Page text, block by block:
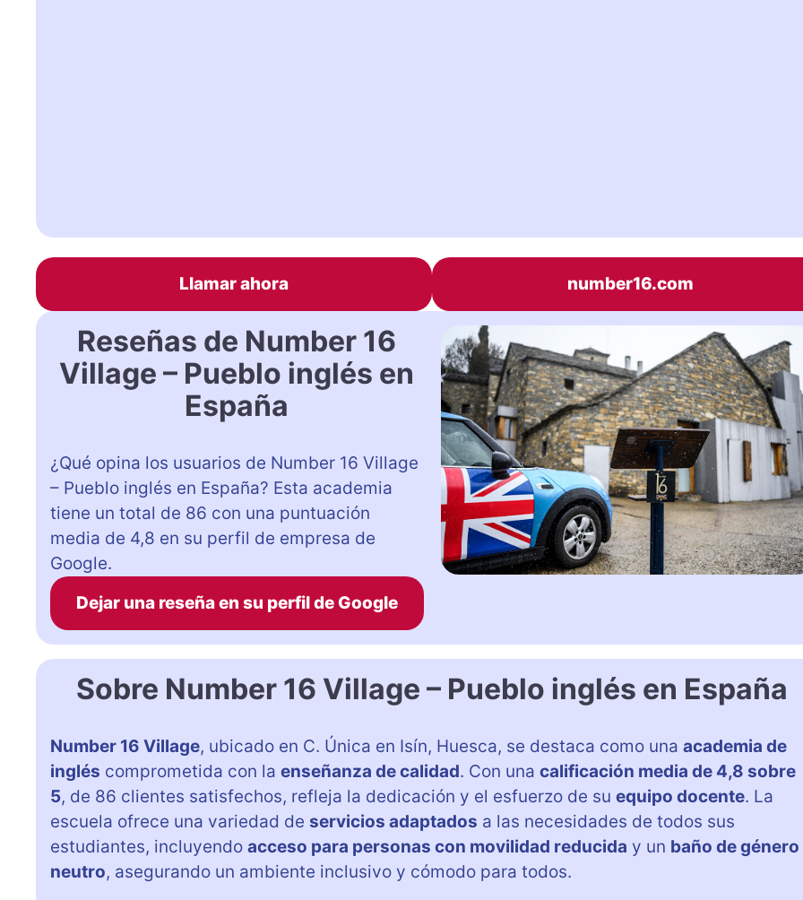
Llamar ahora number16.com
Reseñas de Number 16
Village – Pueblo inglés en
España
¿Qué opina los usuarios de Number 16 Village
– Pueblo inglés en España? Esta academia
tiene un total de 86 con una puntuación
media de 4,8 en su perfil de empresa de
Google.
Dejar una reseña en su perfil de Google
Sobre Number 16 Village – Pueblo inglés en España
Number 16 Village, ubicado en C. Única en Isín, Huesca, se destaca como una academia de
inglés comprometida con la enseñanza de calidad. Con una calificación media de 4,8 sobre
5, de 86 clientes satisfechos, refleja la dedicación y el esfuerzo de su equipo docente. La
escuela ofrece una variedad de servicios adaptados a las necesidades de todos sus
estudiantes, incluyendo acceso para personas con movilidad reducida y un baño de género
neutro, asegurando un ambiente inclusivo y cómodo para todos.